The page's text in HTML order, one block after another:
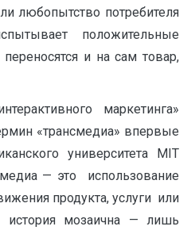
любопытство потребителя
положительные
и на сам товар,
маркетинга»
«трансмедиа» впервые
университета MIT
— это использование
продукта, услуги или
история мозаична — лишь